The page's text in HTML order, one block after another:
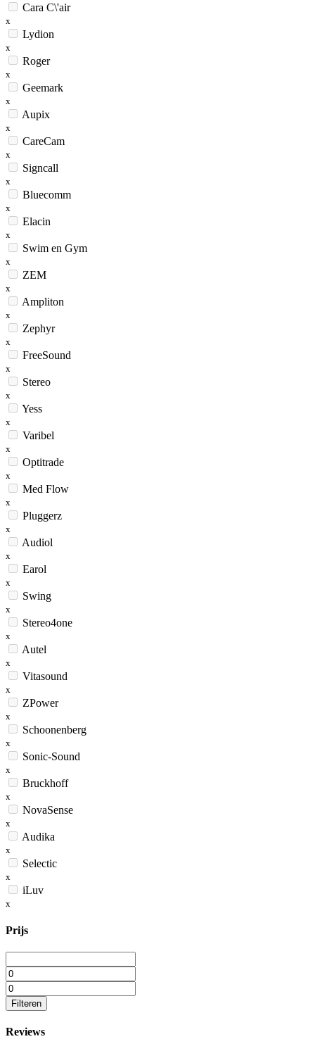
Cara C\'air
x
Lydion
x
Roger
x
Geemark
x
Aupix
x
CareCam
x
Signcall
x
Bluecomm
x
Elacin
x
Swim en Gym
x
ZEM
x
Ampliton
x
Zephyr
x
FreeSound
x
Stereo
x
Yess
x
Varibel
x
Optitrade
x
Med Flow
x
Pluggerz
x
Audiol
x
Earol
x
Swing
x
Stereo4one
x
Autel
x
Vitasound
x
ZPower
x
Schoonenberg
x
Sonic-Sound
x
Bruckhoff
x
NovaSense
x
Audika
x
Selectic
x
iLuv
x
Prijs
Filteren
Reviews